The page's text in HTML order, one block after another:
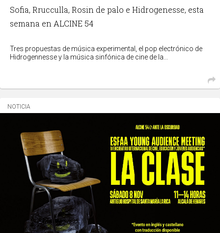
Sofia, Rrucculla, Rosin de palo e Hidrogenesse, esta
semana en ALCINE 54
Tres propuestas de música experimental, el pop electrónico de
Hidrogennesse y la música sinfónica de cine de la...
NOTICIA